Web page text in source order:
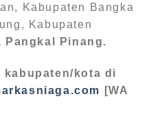
Kabupaten Bangka
Kabupaten
Pangkal Pinang.
kabupaten/kota di
[WA